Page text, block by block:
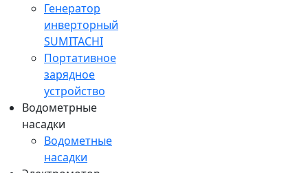
Генератор
инверторный
SUMITACHI
Портативное
зарядное
устройство
Водометрные
насадки
Водометные
насадки